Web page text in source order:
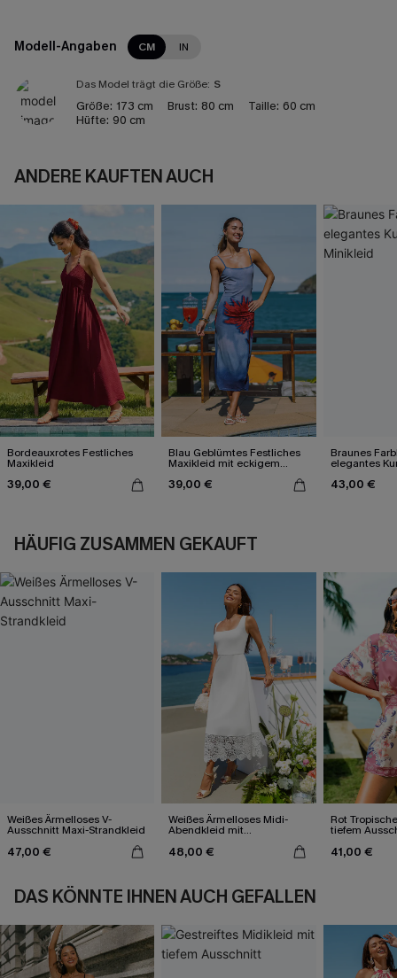
Modell-Angaben CM IN
Das Model trägt die Größe: S
Größe: 173 cm Brust: 80 cm Taille: 60 cm
Hüfte: 90 cm
ANDERE KAUFTEN AUCH
Bordeauxrotes Festliches
Maxikleid
39,00 €
Blau Geblümtes Festliches
Maxikleid mit eckigem
39,00 €
Braunes
elegantes
Minikleid
43,00 €
HÄUFIG ZUSAMMEN GEKAUFT
Weißes Ärmelloses V-
Ausschnitt Maxi-Strandkleid
47,00 €
Weißes Ärmelloses Midi-
Abendkleid mit
48,00 €
Rot
tiefem
41,00 €
DAS KÖNNTE IHNEN AUCH GEFALLEN